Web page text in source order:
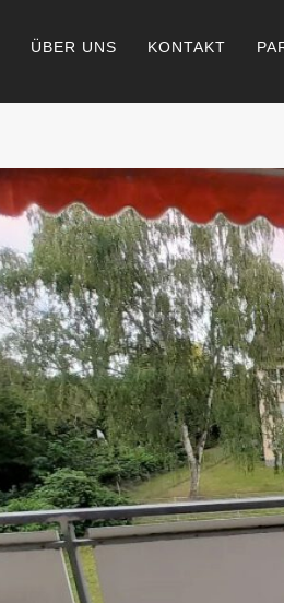
ÜBER UNS KONTAKT